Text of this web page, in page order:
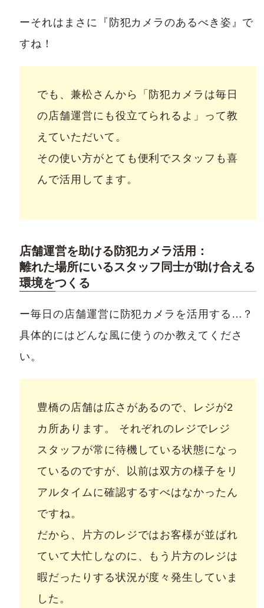
ーそれはまさに『防犯カメラのあるべき姿』で
すね！
でも、兼松さんから「防犯カメラは毎日
の店舗運営にも役立てられるよ」って教
えていただいて。
その使い方がとても便利でスタッフも喜
んで活用してます。
店舗運営を助ける防犯カメラ活用：
離れた場所にいるスタッフ同士が助け合える
環境をつくる
ー毎日の店舗運営に防犯カメラを活用する…？
具体的にはどんな風に使うのか教えてくださ
い。
豊橋の店舗は広さがあるので、レジが2
カ所あります。 それぞれのレジでレジ
スタッフが常に待機している状態になっ
ているのですが、以前は双方の様子をリ
アルタイムに確認するすべはなかったん
ですね。
だから、片方のレジではお客様が並ばれ
ていて大忙しなのに、もう片方のレジは
暇だったりする状況が度々発生していま
した。